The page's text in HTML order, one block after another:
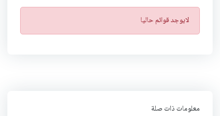
ت
ن
لايوجد قوائم حاليا
معلومات ذات صلة